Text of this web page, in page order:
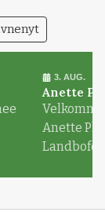
3. AUG.
Anette
Anette